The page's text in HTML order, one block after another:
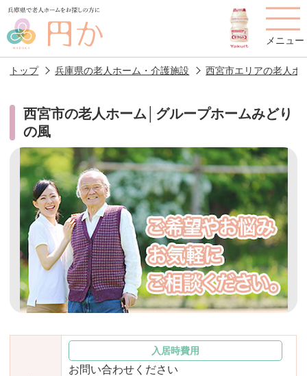
メニュー
老人ホームを
探す
施設選びのポイント 施設をお探しの方へ
老人ホームの種類 よくあるご質問
スタッフ紹介 アクセス
相談者様の声 お役立ち情報
トップ 兵庫県の老人ホーム・介護施設 西宮市エリアの老人ホ
西宮市の老人ホーム│グループホームみどり
の風
入居時費用
お問い合わせください